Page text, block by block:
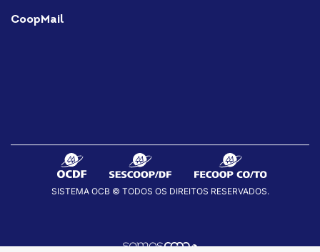
CoopMail
SISTEMA OCB © TODOS OS DIREITOS RESERVADOS.